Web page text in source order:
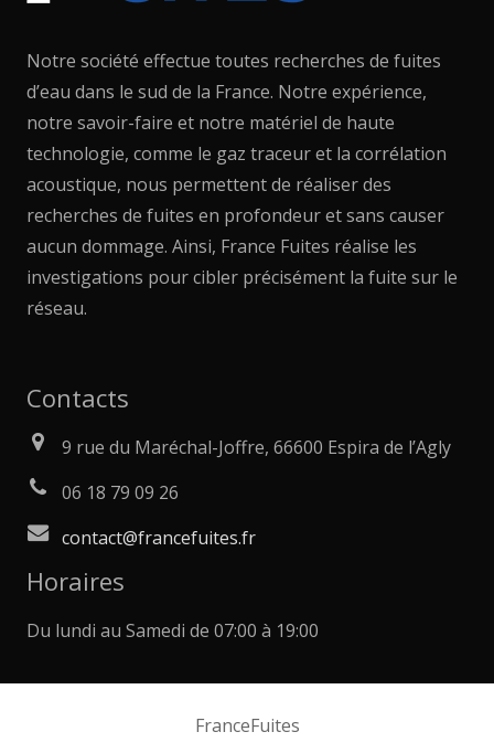
Notre société effectue toutes recherches de fuites
d’eau dans le sud de la France. Notre expérience,
notre savoir-faire et notre matériel de haute
technologie, comme le gaz traceur et la corrélation
acoustique, nous permettent de réaliser des
recherches de fuites en profondeur et sans causer
aucun dommage. Ainsi, France Fuites réalise les
investigations pour cibler précisément la fuite sur le
réseau.
Contacts
9 rue du Maréchal-Joffre, 66600 Espira de l’Agly
06 18 79 09 26
contact@francefuites.fr
Horaires
Du lundi au Samedi de 07:00 à 19:00
FranceFuites